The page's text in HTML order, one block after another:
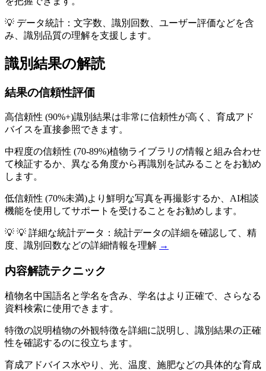
💡 データ統計：文字数、識別回数、ユーザー評価などを含
み、識別品質の理解を支援します。
識別結果の解読
結果の信頼性評価
高信頼性 (90%+)識別結果は非常に信頼性が高く、育成アド
バイスを直接参照できます。
中程度の信頼性 (70-89%)植物ライブラリの情報と組み合わせ
て検証するか、異なる角度から再識別を試みることをお勧め
します。
低信頼性 (70%未満)より鮮明な写真を再撮影するか、AI相談
機能を使用してサポートを受けることをお勧めします。
💡 💡 詳細な統計データ：統計データの詳細を確認して、精
度、識別回数などの詳細情報を理解 →
内容解読テクニック
植物名中国語名と学名を含み、学名はより正確で、さらなる
資料検索に使用できます。
特徴の説明植物の外観特徴を詳細に説明し、識別結果の正確
性を確認するのに役立ちます。
育成アドバイス水やり、光、温度、施肥などの具体的な育成